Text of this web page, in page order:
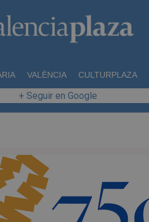
VALÈNCIA CULTURPLAZA
+ Seguir en Google